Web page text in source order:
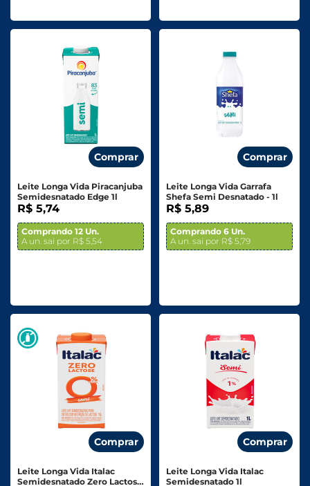
Comprar
Leite Longa Vida Piracanjuba
Semidesnatado Edge 1l
R$ 5,74
Comprando 12 Un.
A un. sai por R$ 5,54
Comprar
Leite Longa Vida Garrafa
Shefa Semi Desnatado - 1l
R$ 5,89
Comprando 6 Un.
A un. sai por R$ 5,79
Comprar
Leite Longa Vida Italac
Semidesnatado Zero Lactose
Comprar
Leite Longa Vida Italac
Semidesnatado 1l